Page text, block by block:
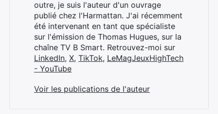
outre, je suis l'auteur d'un ouvrage
publié chez l'Harmattan. J'ai récemment
été intervenant en tant que spécialiste
sur l'émission de Thomas Hugues, sur la
chaîne TV B Smart. Retrouvez-moi sur
LinkedIn, X, TikTok, LeMagJeuxHighTech
- YouTube
Voir les publications de l'auteur